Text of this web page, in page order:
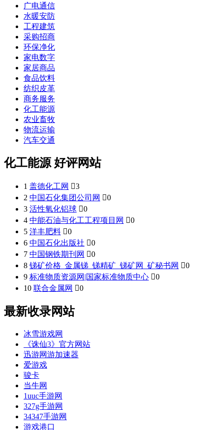
广电通信
水暖安防
工程建筑
采购招商
环保净化
家电数字
家居商品
食品饮料
纺织皮革
商务服务
化工能源
农业畜牧
物流运输
汽车交通
化工能源 好评网站
1 盖德化工网 3
2 中国石化集团公司网 0
3 活性氧化铝球 0
4 中能石油与化工工程项目网 0
5 洋丰肥料 0
6 中国石化出版社 0
7 中国钢铁期刊网 0
8 锑矿价格_金属锑_锑精矿_锑矿网_矿秘书网 0
9 标准物质资源网|国家标准物质中心 0
10 联合金属网 0
最新收录网站
冰雪游戏网
《诛仙3》官方网站
迅游网游加速器
爱游戏
骏卡
当牛网
1uuc手游网
327g手游网
34347手游网
游戏港口